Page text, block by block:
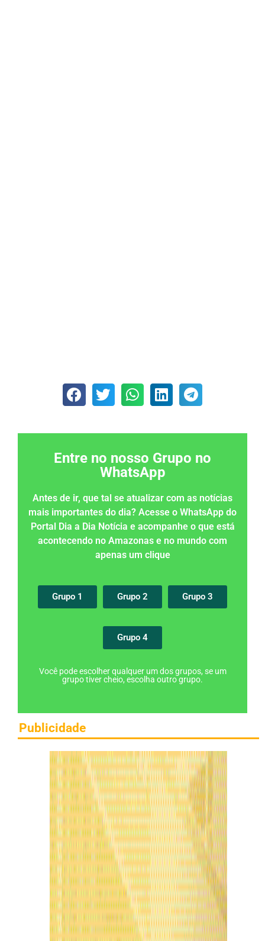
Entre no nosso Grupo no
WhatsApp
Antes de ir, que tal se atualizar com as notícias
mais importantes do dia? Acesse o WhatsApp do
Portal Dia a Dia Notícia e acompanhe o que está
acontecendo no Amazonas e no mundo com
apenas um clique
Grupo 1 Grupo 2 Grupo 3
Grupo 4
Você pode escolher qualquer um dos grupos, se um
grupo tiver cheio, escolha outro grupo.
Publicidade